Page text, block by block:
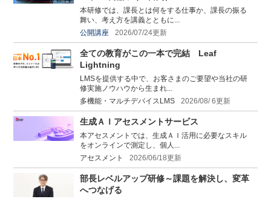
本研修では、課長とは何をする仕事か、課長の振る
舞い、考え方を講義とともに...
公開講座
2026/07/24更新
全ての教育がこの一本で完結 Leaf
Lightning
LMSを提供する中で、お客さまのご要望や当社の研
修実施ノウハウから生まれ...
多機能・マルチデバイスLMS
2026/08/ 6更新
生成ＡＩアセスメントサービス
本アセスメントでは、生成ＡＩ活用に必要なスキル
をオンラインで測定し、個人...
アセスメント
2026/06/18更新
部長レベルアップ研修～課題を解決し、変革
へつなげる